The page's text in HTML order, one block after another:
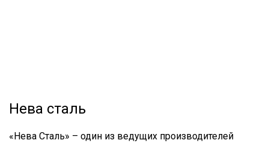
Нева сталь
«Нева Сталь» – один из ведущих производителей